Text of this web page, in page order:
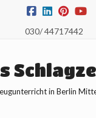
030/ 44717442
in Berlin